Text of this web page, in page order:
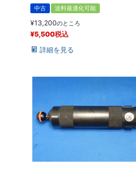
中古 送料最適化可能
¥13,200のところ
¥5,500税込
詳細を見る